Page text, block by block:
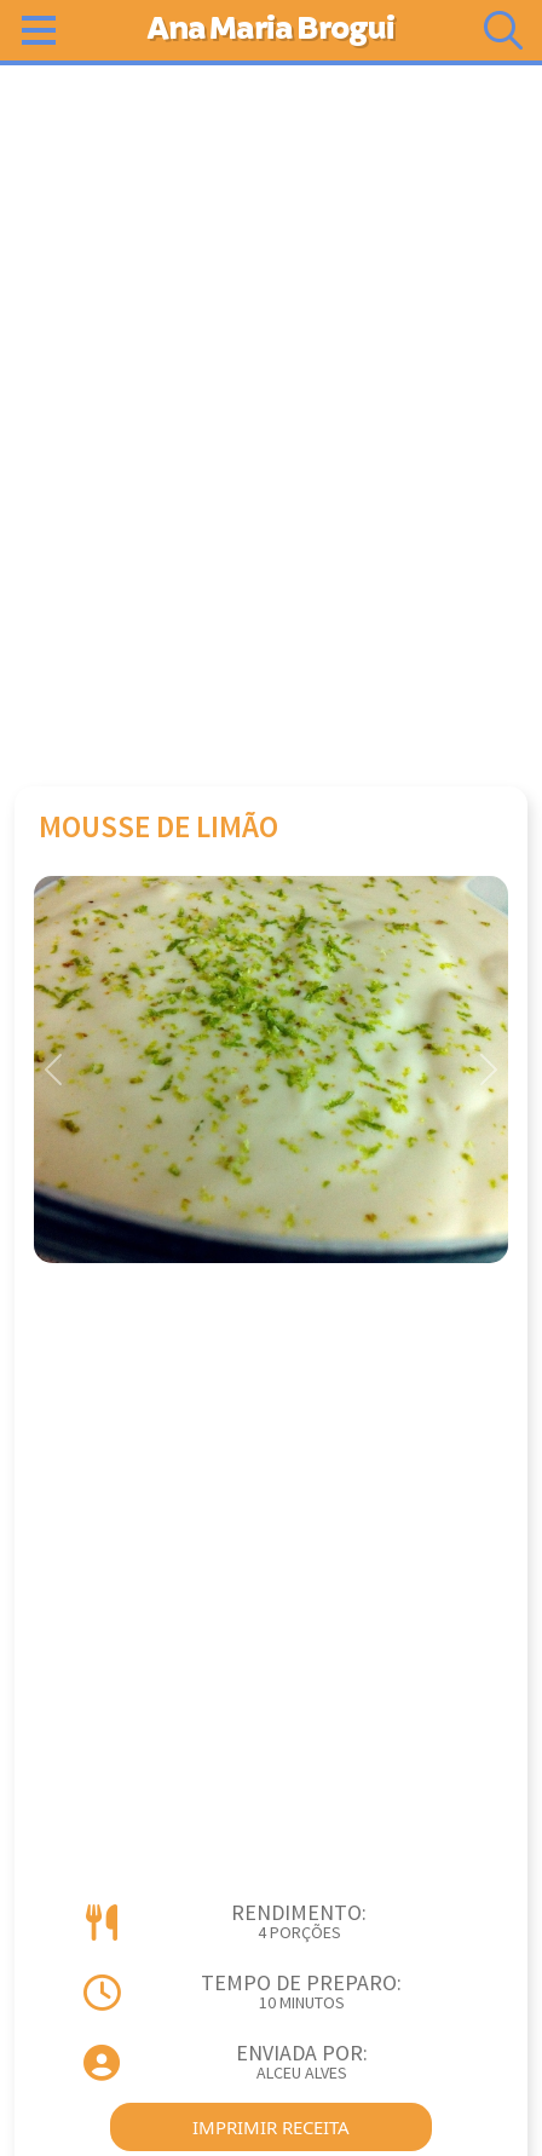
Ana Maria Brogui
MOUSSE DE LIMÃO
Previous Next
RENDIMENTO:
4 PORÇÕES
TEMPO DE PREPARO:
10 MINUTOS
ENVIADA POR:
ALCEU ALVES
IMPRIMIR RECEITA